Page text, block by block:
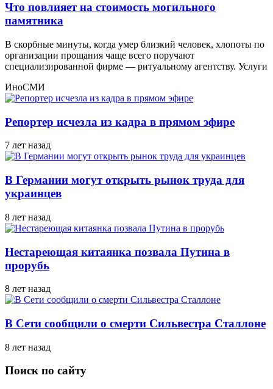
Что повлияет на стоимость могильного
памятника
В скорбные минуты, когда умер близкий человек, хлопоты по
организации прощания чаще всего поручают
специализированной фирме — ритуальному агентству. Услуги
ИноСМИ
Репортер исчезла из кадра в прямом эфире
7 лет назад
В Германии могут открыть рынок труда для
украинцев
8 лет назад
Нестареющая китаянка позвала Путина в
прорубь
8 лет назад
В Сети сообщили о смерти Сильвестра Сталлоне
8 лет назад
Поиск по сайту